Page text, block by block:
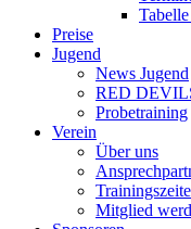
Preise
Jugend
News Jugend
RED
Probetraining
Verein
Über uns
Mitglied